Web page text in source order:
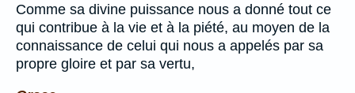
Comme sa divine puissance nous a donné tout ce
qui contribue à la vie et à la piété, au moyen de la
connaissance de celui qui nous a appelés par sa
propre gloire et par sa vertu,